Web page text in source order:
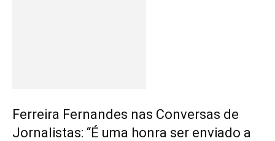
Ferreira Fernandes nas Conversas de
Jornalistas: “É uma honra ser enviado a